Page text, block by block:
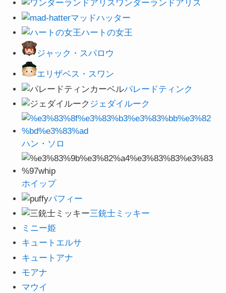
ワンダーランドアリス
マッドハッター
ハートの女王
ジャック・スパロウ
エリザベス・スワン
パレードティンク
ジェダイルーク
ハン・ソロ
ホイップ
パフィー
三銃士ミッキー
ミニー姫
キュートエルサ
キュートアナ
モアナ
マウイ